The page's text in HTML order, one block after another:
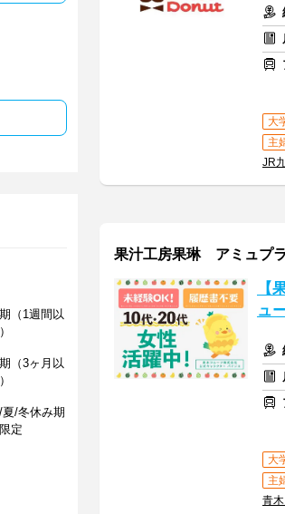
（1週間以
（3ヶ月以
夏/冬休み期
定
大
主
JR
果汁工房果琳 アミュプ
【
ュ
大
主
青